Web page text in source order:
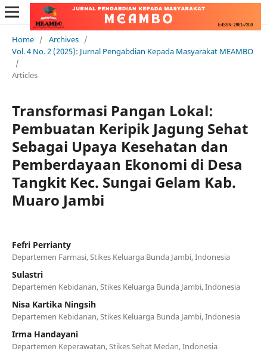
Home / Archives /
Vol. 4 No. 2 (2025): Jurnal Pengabdian Kepada Masyarakat MEAMBO
/
Articles
Transformasi Pangan Lokal:
Pembuatan Keripik Jagung Sehat
Sebagai Upaya Kesehatan dan
Pemberdayaan Ekonomi di Desa
Tangkit Kec. Sungai Gelam Kab.
Muaro Jambi
Fefri Perrianty
Departemen Farmasi, Stikes Keluarga Bunda Jambi, Indonesia
Sulastri
Departemen Kebidanan, Stikes Keluarga Bunda Jambi, Indonesia
Nisa Kartika Ningsih
Departemen Kebidanan, Stikes Keluarga Bunda Jambi, Indonesia
Irma Handayani
Departemen Keperawatan, Stikes Sehat Medan, Indonesia